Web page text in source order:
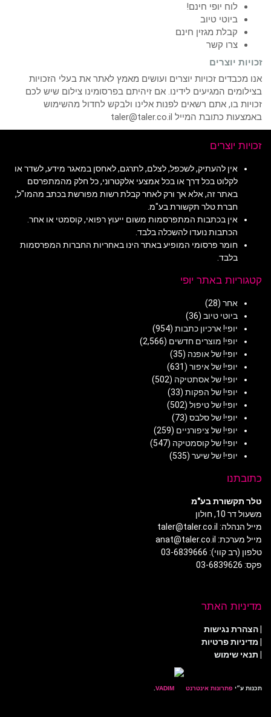
לוח יופי חינם!
ביוטי טיוב
קבלת מגזין חינם
צרו קשר
זכויות יוצרים
אנו מכבדים זכויות יוצרים ועושים מאמץ לאתר את בעלי הזכויות
בצילומים המגיעים לידינו. אם זיהיתם בפרסומינו צילום שיש לכם
זכויות בו, אתם רשאים לפנות אלינו ולבקש לחדול מהשימוש
באמצעות כתובת המייל taler@taler.co.il
זכויות יוצרים
אין להעתיק, לשכפל, לצלם, לתרגם, לאחסן במאגר מידע, לשדר או
לקלוט בכל דרך או בכל אמצעי אלקטרוני, כל חלק מהמתפרסם
באתר זה, אלא אך ורק לאחר קבלת רשות מפורשת בכתב מהמו"ל,
חברת טלר תקשורת בע"מ.
אין בכתבות המתפרסמות משום ייעוץ רפואי, קוסמטי או אחר.
הכתבות נועדו להשכלה בלבד.
חומר פרסומי המופיע באתר הינו באחריות החברות המפרסמות
בלבד.
קטגוריות באתר יופי
אחר (28)
ביוטי טיוב (36)
יופי! ארכיון כתבות (954)
יופי! מוצרים חדשים (2,566)
יופי! של אופנה (35)
יופי! של איפור (631)
יופי! של אסתטיקה (502)
יופי! של הפקות (33)
יופי! של טיפול (502)
יופי! של סלבס (73)
יופי! של ציפורניים (259)
יופי! של קוסמטיקה (547)
יופי! של שיער (535)
כתובתנו
טלר תקשורת בע"מ
משעול דר 10, חולון
מייל הנהלה: taler@taler.co.il
מייל מערכת: anat@taler.co.il
טלפון (רב קווי): 03-6839666
פקס: 03-6839626
מדיניות האתר
|הצהרת נגישות
| מדיניות פרטיות
| תנאי שימוש
תכנות ע״י פתרונות אינטרנט